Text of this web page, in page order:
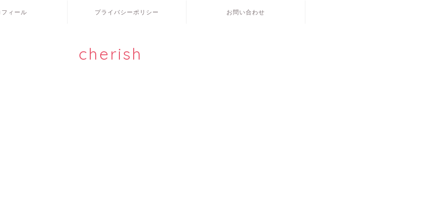
フィール プライバシーポリシー お問い合わせ
cherish